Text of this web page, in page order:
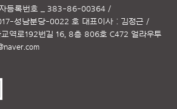
등록번호 _ 383-86-00364 /
성남분당-0022 호 대표이사 : 김정근 /
역로192번길 16, 8층 806호 C472 얼라우투